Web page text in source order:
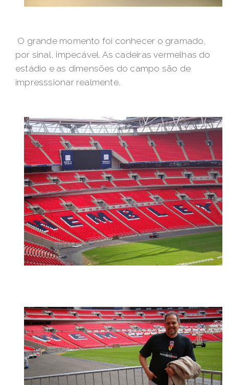
O grande momento foi conhecer o gramado,
por sinal, impecável. As cadeiras vermelhas do
estádio e as dimensões do campo são de
impresssionar realmente.